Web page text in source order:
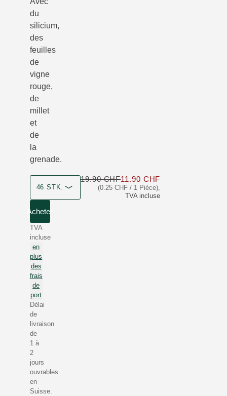
du
silicium,
des
feuilles
de
vigne
rouge,
de
millet
et
de
la
grenade.
46 STK. (0.25 CHF / 1 Pièce),
TVA incluse
19.90 CHF11.90 CHFSeulement 11.90
Acheter
TVA
incluse
en
plus
des
frais
de
port
Délai
de
livraison
de
1 à
2
jours
ouvrables
en
Suisse.